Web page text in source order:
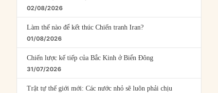
02/08/2026
Làm thế nào để kết thúc Chiến tranh Iran?
01/08/2026
Chiến lược kế tiếp của Bắc Kinh ở Biển Đông
31/07/2026
Trật tự thế giới mới: Các nước nhỏ sẽ luôn phải chịu